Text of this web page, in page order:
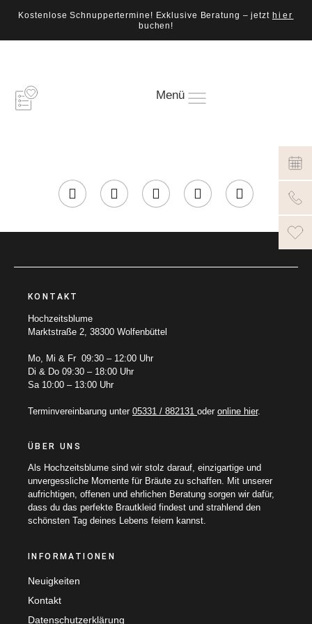
Kostenlose Schnuppertermine! Exklusive Beratung – jetzt hier
buchen!
Menü
KONTAKT
Hochzeitsblume
Marktstraße 2, 38300 Wolfenbüttel
Mo, Mi & Fr 09:30 – 12:00 Uhr
Di & Do 09:30 – 18:00 Uhr
Sa 10:00 – 13:00 Uhr
Terminvereinbarung unter 05331 / 882131 oder online hier.
ÜBER UNS
Als Hochzeitsblume sind wir stolz darauf, einzigartige und
unvergessliche Momente für Bräute zu schaffen. Mit unserer
aufrichtigen, offenen und ehrlichen Beratung sorgen wir dafür,
dass du das perfekte Brautkleid findest und strahlend den
schönsten Tag deines Lebens feiern kannst.
INFORMATIONEN
Neuigkeiten
Kontakt
Datenschutzerklärung